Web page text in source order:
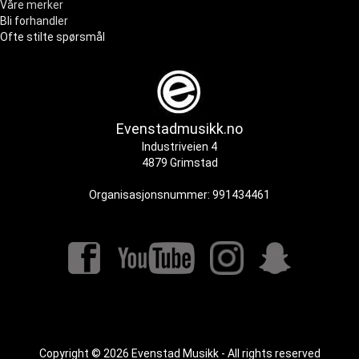
Våre merker
Bli forhandler
Ofte stilte spørsmål
Evenstadmusikk.no
Industriveien 4
4879 Grimstad
Organisasjonsnummer: 991434461
Copyright © 2026 Evenstad Musikk - All rights reserved